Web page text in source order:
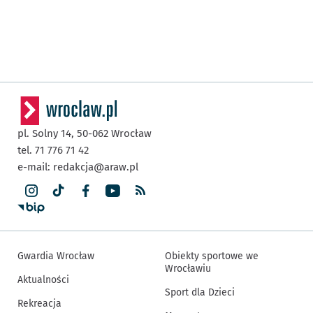
pl. Solny 14, 50-062 Wrocław
tel. 71 776 71 42
e-mail: redakcja@araw.pl
Gwardia Wrocław
Aktualności
Rekreacja
Obiekty sportowe we
Wrocławiu
Sport dla Dzieci